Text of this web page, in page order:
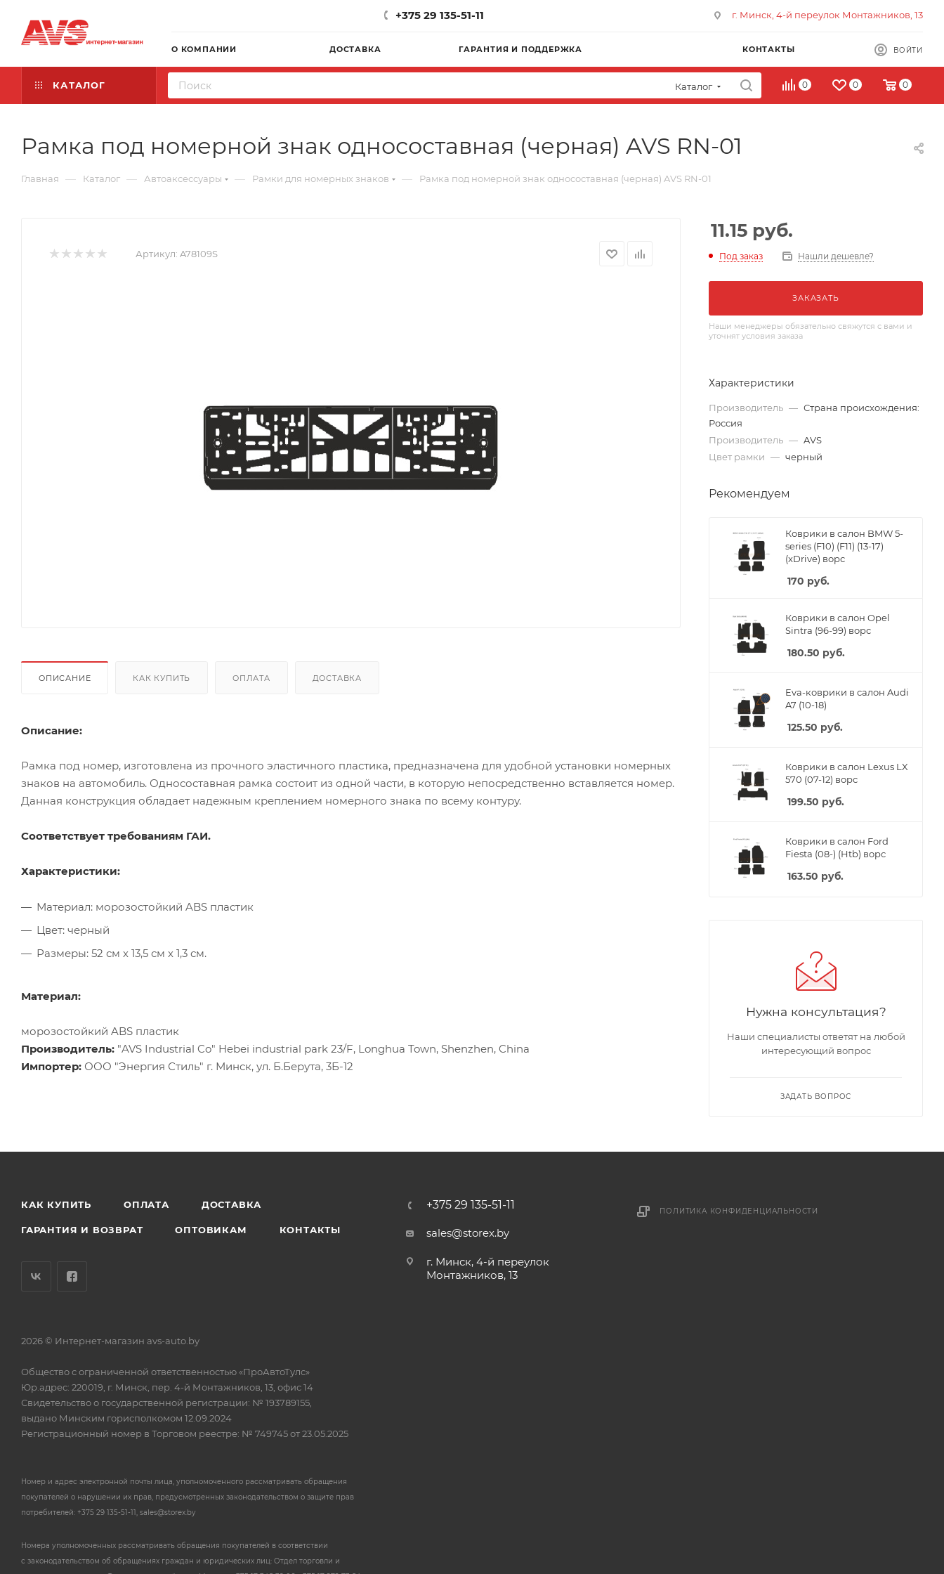
+375 29 135-51-11 г. Минск, 4-й переулок Монтажников, 13
О КОМПАНИИ ДОСТАВКА ГАРАНТИЯ И ПОДДЕРЖКА КОНТАКТЫ ВОЙТИ
КАТАЛОГ Каталог 0 0 0
Рамка под номерной знак односоставная (черная) AVS RN-01
Главная — Каталог — Автоаксессуары — Рамки для номерных знаков — Рамка под номерной знак односоставная (черная) AVS RN-01
Артикул: A78109S
ОПИСАНИЕ КАК КУПИТЬ ОПЛАТА ДОСТАВКА
Описание:
Рамка под номер, изготовлена из прочного эластичного пластика, предназначена для удобной установки номерных
знаков на автомобиль. Односоставная рамка состоит из одной части, в которую непосредственно вставляется номер.
Данная конструкция обладает надежным креплением номерного знака по всему контуру.
Соответствует требованиям ГАИ.
Характеристики:
Материал: морозостойкий ABS пластик
Цвет: черный
Размеры: 52 см х 13,5 см х 1,3 см.
Материал:
морозостойкий ABS пластик
Производитель: "AVS Industrial Co" Hebei industrial park 23/F, Longhua Town, Shenzhen, China
Импортер: ООО "Энергия Стиль" г. Минск, ул. Б.Берута, 3Б-12
11.15 руб.
Под заказ Нашли дешевле?
ЗАКАЗАТЬ
Наши менеджеры обязательно свяжутся с вами и
уточнят условия заказа
Характеристики
Производитель — Страна происхождения:
Россия
Производитель — AVS
Цвет рамки — черный
Рекомендуем
Коврики в салон BMW 5-
series (F10) (F11) (13-17)
(xDrive) ворс
170 руб.
Коврики в салон Opel
Sintra (96-99) ворс
180.50 руб.
Eva-коврики в салон Audi
A7 (10-18)
125.50 руб.
Коврики в салон Lexus LX
570 (07-12) ворс
199.50 руб.
Коврики в салон Ford
Fiesta (08-) (Htb) ворс
163.50 руб.
Нужна консультация?
Наши специалисты ответят на любой
интересующий вопрос
ЗАДАТЬ ВОПРОС
КАК КУПИТЬ ОПЛАТА ДОСТАВКА
ГАРАНТИЯ И ВОЗВРАТ ОПТОВИКАМ КОНТАКТЫ
+375 29 135-51-11
sales@storex.by
г. Минск, 4-й переулок
Монтажников, 13
ПОЛИТИКА КОНФИДЕНЦИАЛЬНОСТИ
2026 © Интернет-магазин avs-auto.by
Общество с ограниченной ответственностью «ПроАвтоТулс»
Юр.адрес: 220019, г. Минск, пер. 4-й Монтажников, 13, офис 14
Свидетельство о государственной регистрации: № 193789155,
выдано Минским горисполкомом 12.09.2024
Регистрационный номер в Торговом реестре: № 749745 от 23.05.2025
Номер и адрес электронной почты лица, уполномоченного рассматривать обращения
покупателей о нарушении их прав, предусмотренных законодательством о защите прав
потребителей: +375 29 135-51-11, sales@storex.by
Номера уполномоченных рассматривать обращения покупателей в соответствии
с законодательством об обращениях граждан и юридических лиц: Отдел торговли и